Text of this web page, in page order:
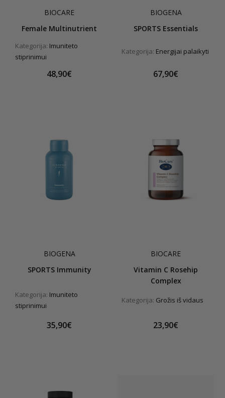
BIOCARE
Female Multinutrient
Kategorija: Imuniteto
stiprinimui
48,90€
BIOGENA
SPORTS Essentials
Kategorija: Energijai palaikyti
67,90€
BIOGENA
SPORTS Immunity
Kategorija: Imuniteto
stiprinimui
35,90€
BIOCARE
Vitamin C Rosehip
Complex
Kategorija: Grožis iš vidaus
23,90€